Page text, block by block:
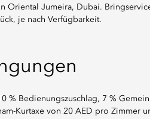
Oriental Jumeira, Dubai.
je nach Verfügbarkeit.
% Bedienungszuschlag, 7 %
Kurtaxe von 20 AED pro Zimmer